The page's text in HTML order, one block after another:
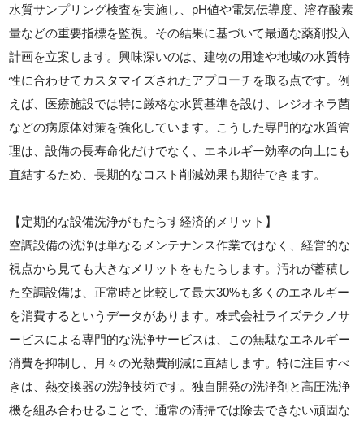
水質サンプリング検査を実施し、pH値や電気伝導度、溶存酸素
量などの重要指標を監視。その結果に基づいて最適な薬剤投入
計画を立案します。興味深いのは、建物の用途や地域の水質特
性に合わせてカスタマイズされたアプローチを取る点です。例
えば、医療施設では特に厳格な水質基準を設け、レジオネラ菌
などの病原体対策を強化しています。こうした専門的な水質管
理は、設備の長寿命化だけでなく、エネルギー効率の向上にも
直結するため、長期的なコスト削減効果も期待できます。
【定期的な設備洗浄がもたらす経済的メリット】
空調設備の洗浄は単なるメンテナンス作業ではなく、経営的な
視点から見ても大きなメリットをもたらします。汚れが蓄積し
た空調設備は、正常時と比較して最大30%も多くのエネルギー
を消費するというデータがあります。株式会社ライズテクノサ
ービスによる専門的な洗浄サービスは、この無駄なエネルギー
消費を抑制し、月々の光熱費削減に直結します。特に注目すべ
きは、熱交換器の洗浄技術です。独自開発の洗浄剤と高圧洗浄
機を組み合わせることで、通常の清掃では除去できない頑固な